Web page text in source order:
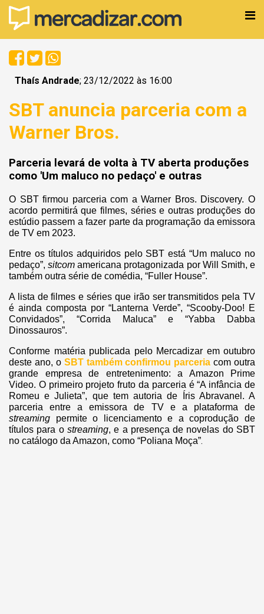
Thaís Andrade; 23/12/2022 às 16:00
SBT anuncia parceria com a
Warner Bros.
Parceria levará de volta à TV aberta produções
como 'Um maluco no pedaço' e outras
O SBT firmou parceria com a Warner Bros. Discovery. O
acordo permitirá que filmes, séries e outras produções do
estúdio passem a fazer parte da programação da emissora
de TV em 2023.
Entre os títulos adquiridos pelo SBT está “Um maluco no
pedaço”,sitcom americana protagonizada por Will Smith, e
também outra série de comédia, “Fuller House”.
A lista de filmes e séries que irão ser transmitidos pela TV
é ainda composta por “Lanterna Verde”, “Scooby-Doo! E
Convidados”, “Corrida Maluca” e “Yabba Dabba
Dinossauros”.
Conforme matéria publicada pelo Mercadizar em outubro
deste ano, o SBT também confirmou parceria com outra
grande empresa de entretenimento: a Amazon Prime
Video. O primeiro projeto fruto da parceria é “A infância de
Romeu e Julieta”, que tem autoria de Íris Abravanel. A
parceria entre a emissora de TV e a plataforma de
streaming permite o licenciamento e a coprodução de
títulos para o streaming, e a presença de novelas do SBT
no catálogo da Amazon, como “Poliana Moça”.